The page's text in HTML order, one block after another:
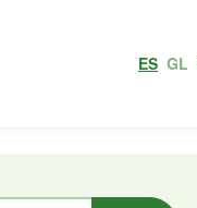
ES GL